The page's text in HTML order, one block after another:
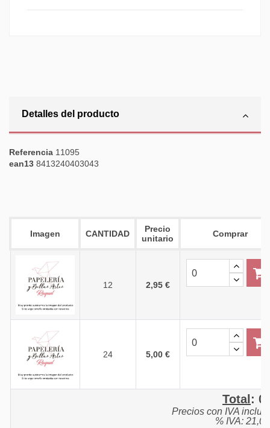
Detalles del producto
Referencia 11095
ean13 8413240403043
Imagen CANTIDAD
Precio
unitario
Comprar
12 2,95 €
24 5,00 €
Total:
Precios con IVA
% IVA: